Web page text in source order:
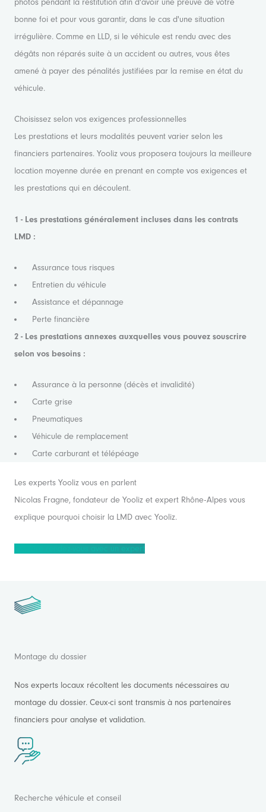
photos pendant la restitution afin d'avoir une preuve de votre
bonne foi et pour vous garantir, dans le cas d'une situation
irrégulière. Comme en LLD, si le véhicule est rendu avec des
dégâts non réparés suite à un accident ou autres, vous êtes
amené à payer des pénalités justifiées par la remise en état du
véhicule.
Choisissez selon vos exigences professionnelles
Les prestations et leurs modalités peuvent varier selon les
financiers partenaires. Yooliz vous proposera toujours la meilleure
location moyenne durée en prenant en compte vos exigences et
les prestations qui en découlent.
1 - Les prestations généralement incluses dans les contrats
LMD :
Assurance tous risques
Entretien du véhicule
Assistance et dépannage
Perte financière
2 - Les prestations annexes auxquelles vous pouvez souscrire
selon vos besoins :
Assurance à la personne (décès et invalidité)
Carte grise
Pneumatiques
Véhicule de remplacement
Carte carburant et télépéage
Les experts Yooliz vous en parlent
Nicolas Fragne, fondateur de Yooliz et expert Rhône-Alpes vous
explique pourquoi choisir la LMD avec Yooliz.
Prendre rendez-vous avec un expert
Montage du dossier
Nos experts locaux récoltent les documents nécessaires au
montage du dossier. Ceux-ci sont transmis à nos partenaires
financiers pour analyse et validation.
Recherche véhicule et conseil